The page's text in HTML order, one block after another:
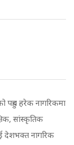
पहुच हरेक नागरिकमा
सांस्कृतिक
देशभक्त नागरिक